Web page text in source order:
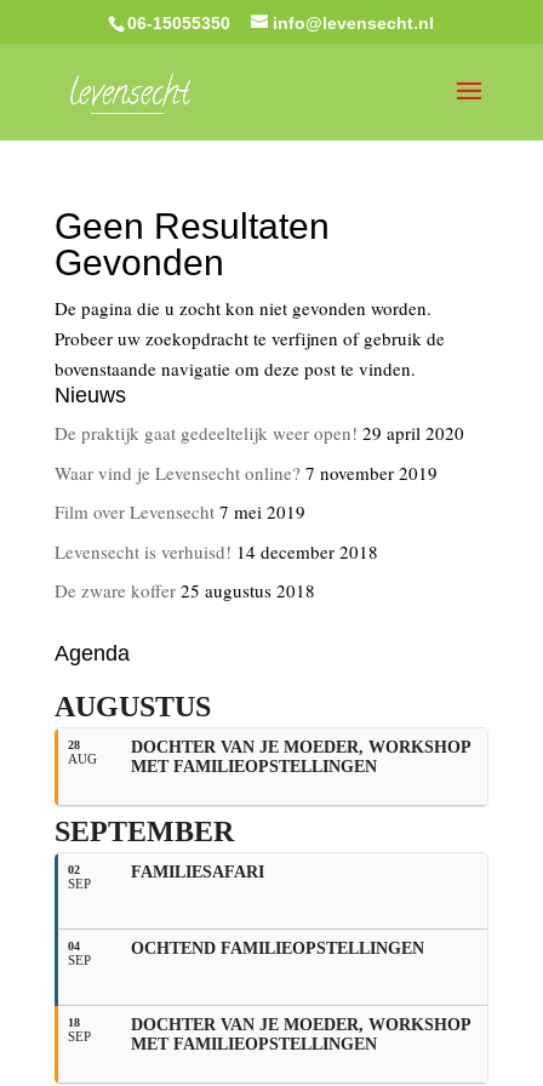
06-15055350 info@levensecht.nl
Geen Resultaten
Gevonden
De pagina die u zocht kon niet gevonden worden.
Probeer uw zoekopdracht te verfijnen of gebruik de
bovenstaande navigatie om deze post te vinden.
Nieuws
De praktijk gaat gedeeltelijk weer open! 29 april 2020
Waar vind je Levensecht online? 7 november 2019
Film over Levensecht 7 mei 2019
Levensecht is verhuisd! 14 december 2018
De zware koffer 25 augustus 2018
Agenda
AUGUSTUS
28
AUG
DOCHTER VAN JE MOEDER, WORKSHOP
MET FAMILIEOPSTELLINGEN
SEPTEMBER
02
SEP
FAMILIESAFARI
04
SEP
OCHTEND FAMILIEOPSTELLINGEN
18
SEP
DOCHTER VAN JE MOEDER, WORKSHOP
MET FAMILIEOPSTELLINGEN